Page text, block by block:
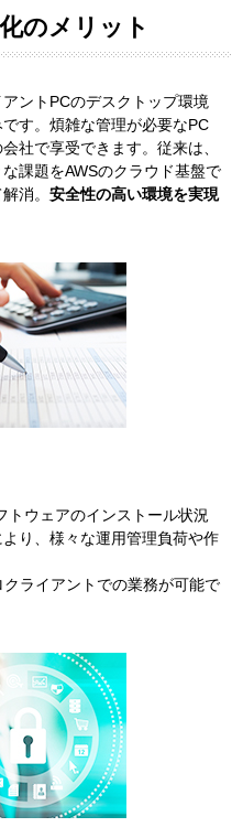
のメリット
ントPCのデスクトップ環境
す。煩雑な管理が必要なPC
社で享受できます。従来は、
課題をAWSのクラウド基盤で
消。 安全性の高い環境を実現
トウェアのインストール状況
り、様々な運用管理負荷や作
ライアントでの業務が可能で